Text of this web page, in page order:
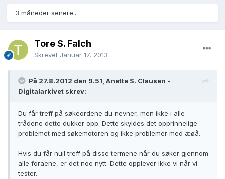
3 måneder senere...
Tore S. Falch
Skrevet Januar 17, 2013
På 27.8.2012 den 9.51, Anette S. Clausen -
Digitalarkivet skrev:
Du får treff på søkeordene du nevner, men ikke i alle
trådene dette dukker opp. Dette skyldes det opprinnelige
problemet med søkemotoren og ikke problemer med æøå.
Hvis du får null treff på disse termene når du søker gjennom
alle foraene, er det noe nytt. Dette opplever ikke vi når vi
tester.